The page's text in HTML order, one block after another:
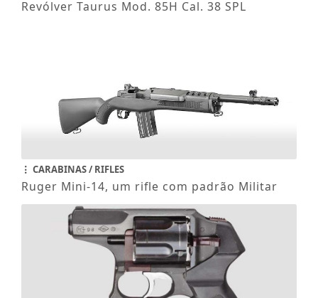
Revólver Taurus Mod. 85H Cal. 38 SPL
CARABINAS / RIFLES
Ruger Mini-14, um rifle com padrão Militar